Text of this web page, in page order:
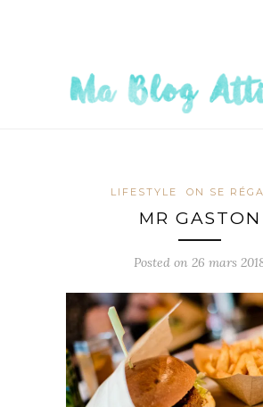
LIFESTYLE ON SE
MR GASTON
Posted on 26 mars